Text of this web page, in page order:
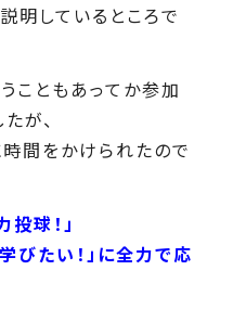
明しているところで
こともあってか参加
が、
間をかけられたので
球！」
びたい！」に全力で応